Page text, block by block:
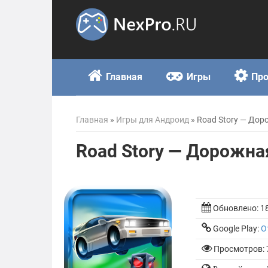
Главная Игры
Главная » Игры для Андроид » Road Story —
Road Story —
Обновлено:
Google Play:
Просмотров: